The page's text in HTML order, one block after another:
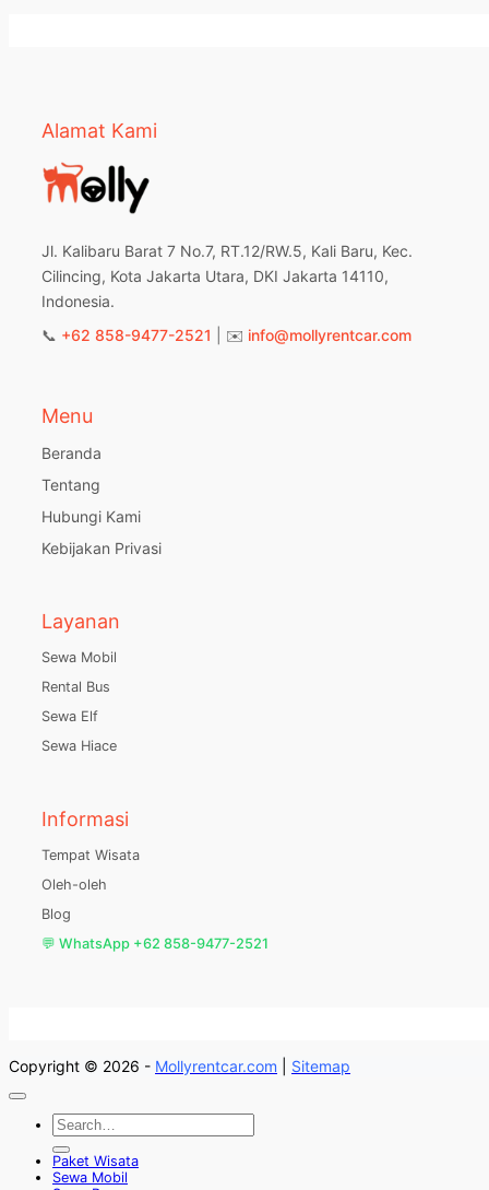
Alamat Kami
Jl. Kalibaru Barat 7 No.7, RT.12/RW.5, Kali Baru, Kec.
Cilincing, Kota Jakarta Utara, DKI Jakarta 14110,
Indonesia.
📞 +62 858-9477-2521 | ✉️ info@mollyrentcar.com
Menu
Beranda
Tentang
Hubungi Kami
Kebijakan Privasi
Layanan
Sewa Mobil
Rental Bus
Sewa Elf
Sewa Hiace
Informasi
Tempat Wisata
Oleh-oleh
Blog
💬 WhatsApp +62 858-9477-2521
Copyright © 2026 - Mollyrentcar.com Sitemap
Paket Wisata
Sewa Mobil